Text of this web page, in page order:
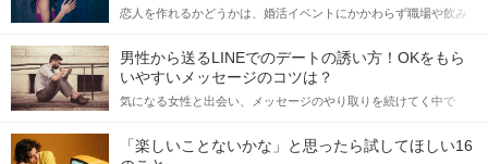
恋人を作れるかどうかは、婚活イベントにかかわらず職場や飲み
てアプローチできるかにも左右されます。 これから恋人作りを本
格的に始めようとしている方は、女性が異性を求めて出すサイン
をしっかりと理解し、正しい行動に移せるかどうかが重要。 この
記事では、女性が話しかけて欲しい時に出すサインとその心理を
合にどのような行動に繋げるべきかをご紹介していきます。
男性から送るLINEでのデートの誘い方！OKをもら
いやすいメッセージのコツは？
気になる女性と出会い、メッセージのやり取りを続けてく中で
しかし、中には「どう誘ったらいいの？」とお困りの男性もいら
っしゃるのではないでしょうか。 そこで今回は、男性から女性へ
「楽しいことないかな」と思ったら試してほしい16